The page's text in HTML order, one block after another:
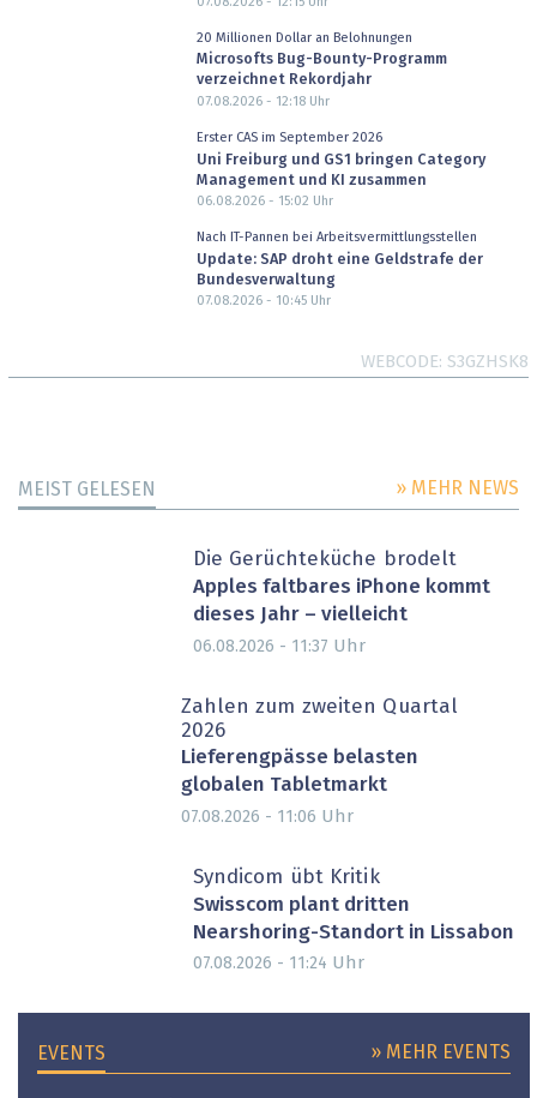
20 Millionen Dollar an Belohnungen
Microsofts Bug-Bounty-Programm
verzeichnet Rekordjahr
07.08.2026 - 12:18Uhr
Erster CAS im September 2026
Uni Freiburg und GS1 bringen Category
Management und KI zusammen
06.08.2026 - 15:02 Uhr
Nach IT-Pannen bei Arbeitsvermittlungsstellen
Update: SAP droht eine Geldstrafe der
Bundesverwaltung
07.08.2026 - 10:45Uhr
WEBCODE S3GZHSK8
MEIST GELESEN » MEHR NEWS
Die Gerüchteküche brodelt
Apples faltbares iPhone kommt
dieses Jahr – vielleicht
06.08.2026 - 11:37 Uhr
Zahlen zum zweiten Quartal
2026
Lieferengpässe belasten
globalen Tabletmarkt
07.08.2026 - 11:06 Uhr
Syndicom übt Kritik
Swisscom plant dritten
Nearshoring-Standort in Lissabon
07.08.2026 - 11:24 Uhr
EVENTS » MEHR EVENTS